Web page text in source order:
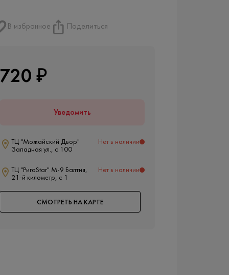
В избранное Поделиться
720 ₽
Уведомить
ТЦ "Можайский Двор"
Западная ул., с 100
Нет в наличии
ТЦ "РигаStar" М-9 Балтия,
21-й километр, с 1
Нет в наличии
СМОТРЕТЬ НА КАРТЕ